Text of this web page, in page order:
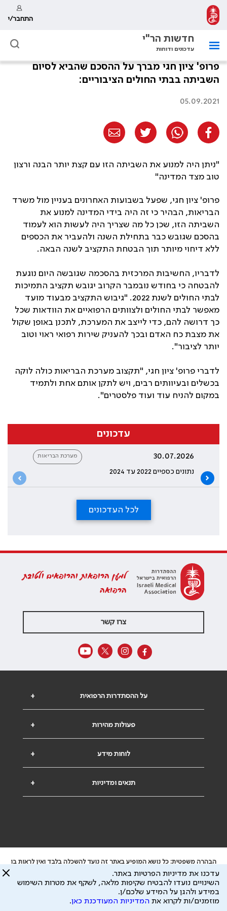
התחבר/י
חדשות הר"י
עדכונים ודוחות
פרופ' ציון חגי מברך על ההסכם שהביא לסיום
השביתה בבתי החולים הציבוריים:
"ניתן היה למנוע את השביתה הזו עם קצת יותר הבנה ורצון
טוב מצד המדינה"
05.09.2021
פרופ' ציון חגי, שפעל בשבועות האחרונים בעניין מול משרד
הבריאות, הבהיר כי זה היה בידי המדינה למנוע את
השביתה הזו, שכן כל מה שצריך היה לעשות הוא לעמוד
בהסכם שגובש כבר בתחילת השנה ולהעביר את הכספים
ללא דיחוי מיותר תוך הבטחת התקציב לשנה הבאה.
לדבריו, החשיבות המרכזית בהסכמה שגובשה היום נוגעת
להבטחה כי בחודש נובמבר הקרוב יגובש תקציב התמיכות
לבתי החולים לשנת 2022. "גיבוש התקציב מבעוד מועד
מאפשר לבתי החולים ולצוותים הרפואיים את הוודאות שכל
כך דרושה להם, כדי לייצב את המערכת, לתכנן באופן שקול
את מצבת כח האדם ובכך להעניק שירות רפואי ראוי וטוב
יותר לציבור".
לדברי פרופ' ציון חגי, "תקצוב מערכת הבריאות כולה לוקה
בכשלים ובעיוותים רבים, ויש לתקן אותם אחת ולתמיד
במקום להניח עוד ועוד פלסטרים".
עדכונים
30.07.2026
נתונים כספיים 2022 עד 2024
מערכת הבריאות
לכל העדכונים
למען הרופאות והרופאים ולטובת
הרפואה
צרו קשר
+ על ההסתדרות הרפואית
+ פעולות מהירות
+ לוחות מידע
+ תנאים ומדיניות
הבהרה משפטית: כל נושא המופיע באתר זה נועד להשכלה בלבד ואין לראות בו
ייעוץ רפואי או משפטי. אין הר"י אחראית לתוכן המתפרסם באתר זה ולכל נזק
שעלול להיגרם.
ידוע לי שהר"י אוספת ושומרת מידע אישי לצורך מתן השרות וכי חלק ממנו עשוי
להיות מועבר לצדדים שלישיים, הכל בכפוף למדיניות הפרטיות
עדכנו את מדיניות הפרטיות באתר.
השינויים נועדו להבטיח שקיפות מלאה, לשקף את מטרות השימוש
במידע ולהגן על המידע שלכם/ן.
מוזמנים/ות לקרוא את המדיניות המעודכנת כאן.